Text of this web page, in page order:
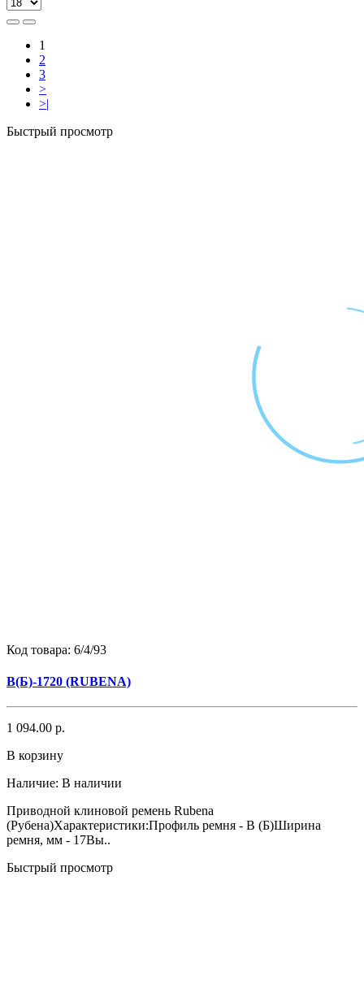
1
2
3
>
>|
Быстрый просмотр
Код товара: 6/4/93
B(Б)-1720 (RUBENA)
1 094.00 р.
В корзину
Наличие: В наличии
Приводной клиновой ремень Rubena
(Рубена)Характеристики:Профиль ремня - B (Б)Ширина
ремня, мм - 17Вы..
Быстрый просмотр